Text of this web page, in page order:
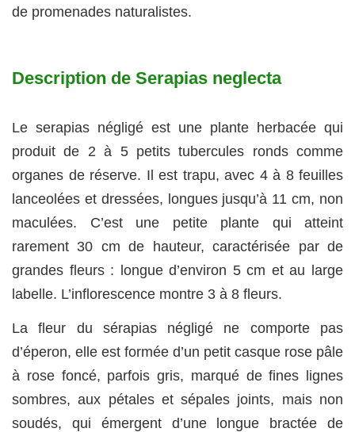
de promenades naturalistes.
Description de Serapias neglecta
Le serapias négligé est une plante herbacée qui
produit de 2 à 5 petits tubercules ronds comme
organes de réserve. Il est trapu, avec 4 à 8 feuilles
lanceolées et dressées, longues jusqu’à 11 cm, non
maculées. C’est une petite plante qui atteint
rarement 30 cm de hauteur, caractérisée par de
grandes fleurs : longue d’environ 5 cm et au large
labelle. L’inflorescence montre 3 à 8 fleurs.
La fleur du sérapias négligé ne comporte pas
d’éperon, elle est formée d’un petit casque rose pâle
à rose foncé, parfois gris, marqué de fines lignes
sombres, aux pétales et sépales joints, mais non
soudés, qui émergent d’une longue bractée de